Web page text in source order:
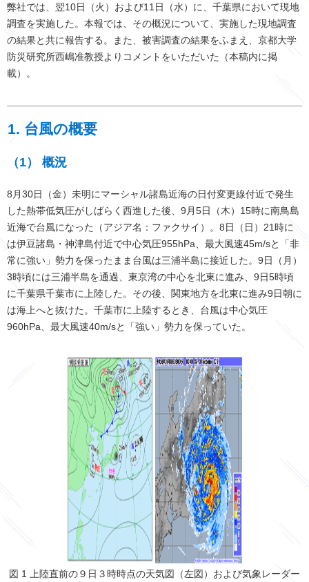
弊社では、翌10日（火）および11日（水）に、千葉県において現地
調査を実施した。本報では、その概況について、実施した現地調査
の結果と共に報告する。また、被害調査の結果をふまえ、京都大学
防災研究所西嶋准教授よりコメントをいただいた（本稿内に掲
載）。
1. 台風の概要
（1） 概況
8月30日（金）未明にマーシャル諸島近海の日付変更線付近で発生
した熱帯低気圧がしばらく西進した後、9月5日（木）15時に南鳥島
近海で台風になった（アジア名：ファクサイ）。8日（日）21時に
は伊豆諸島・神津島付近で中心気圧955hPa、最大風速45m/sと「非
常に強い」勢力を保ったまま台風は三浦半島に接近した。9日（月）
3時頃には三浦半島を通過、東京湾の中心を北東に進み、9日5時頃
に千葉県千葉市に上陸した。その後、関東地方を北東に進み9日朝に
は海上へと抜けた。千葉市に上陸するとき、台風は中心気圧
960hPa、最大風速40m/sと「強い」勢力を保っていた。
図 1 上陸直前の９日３時時点の天気図（左図）および気象レーダー